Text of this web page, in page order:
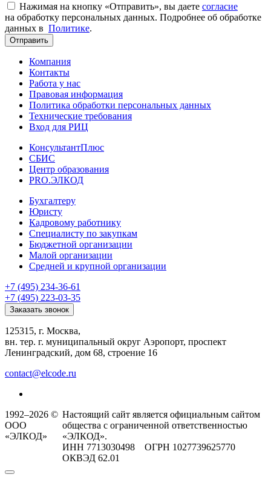
Нажимая на кнопку «Отправить», вы даете согласие
на обработку персональных данных. Подробнее об обработке
данных в Политике.
Отправить
Компания
Контакты
Работа у нас
Правовая информация
Политика обработки персональных данных
Технические требования
Вход для РИЦ
КонсультантПлюс
СБИС
Центр образования
PRO.ЭЛКОД
Бухгалтеру
Юристу
Кадровому работнику
Специалисту по закупкам
Бюджетной организации
Малой организации
Средней и крупной организации
+7 (495) 234-36-61
+7 (495) 223-03-35
Заказать звонок
125315, г. Москва,
вн. тер. г. муниципальный округ Аэропорт, проспект
Ленинградский, дом 68, строение 16
contact@elcode.ru
1992–2026 ©
ООО
«ЭЛКОД»
Настоящий сайт является официальным сайтом
общества с ограниченной ответственностью
«ЭЛКОД».
ИНН 7713030498 ОГРН 1027739625770
ОКВЭД 62.01